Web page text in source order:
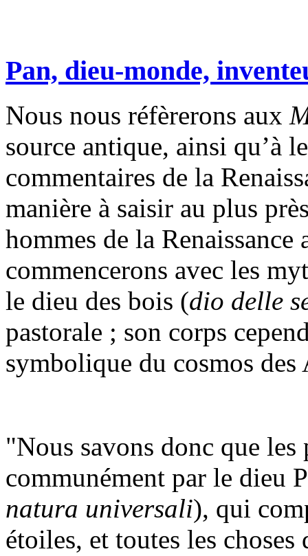
Pan, dieu-monde,
Nous nous réfèrerons aux
source antique, ainsi qu’à
commentaires de la
manière à saisir au plus
hommes de la
commencerons avec les
le dieu des bois (dio delle
pastorale ; son corps
symbolique du cosmos des
"Nous savons donc que les
communément par le dieu
natura universali), qui
étoiles, et toutes les